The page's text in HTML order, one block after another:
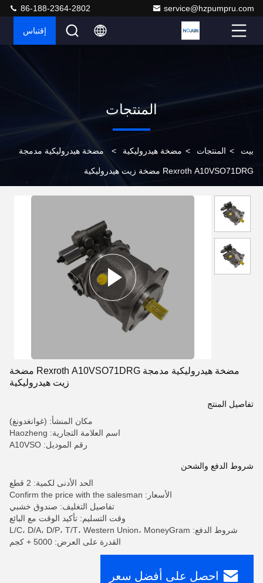
service@hzpumpru.com
86-188-2364-2802
إقتباس
المنتجات
بيت > المنتجات > مضخة هيدروليكية > مضخة هيدروليكية مدمجة
Rexroth A10VSO71DRG مضخة زيت هيدروليكية
مضخة هيدروليكية مدمجة Rexroth A10VSO71DRG مضخة
زيت هيدروليكية
تفاصيل المنتج
مكان المنشأ: (غوانغدونغ)
اسم العلامة التجارية: Haozheng
رقم الموديل: A10VSO
شروط الدفع والشحن
الحد الأدنى لكمية: 2 قطع
الأسعار: Confirm the price with the salesman
تفاصيل التغليف: صندوق خشبي
وقت التسليم: تأكيد الوقت مع البائع
شروط الدفع: L/C، D/A، D/P، T/T، Western Union، MoneyGram
القدرة على العرض: 5000 + كجم
احصل على أفضل سعر